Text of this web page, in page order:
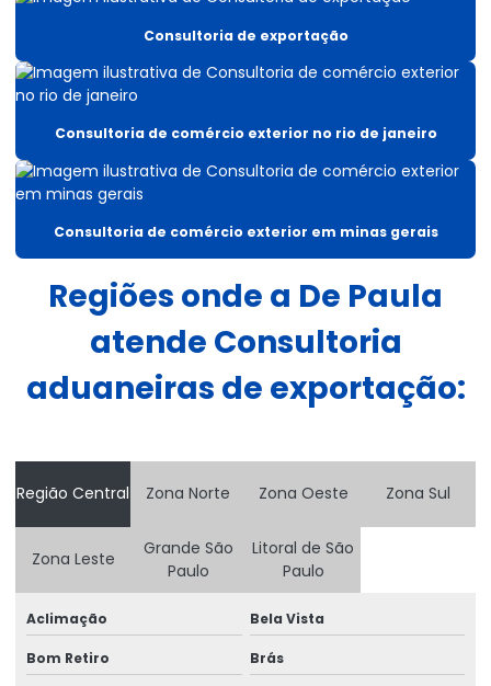
Cadastramento no radar siscomex
Comércio exterior e despacho aduaneiro
Consulta aduaneira
Consultor de benefícios fiscais icms
Consultoria aduaneira tributária
Consultoria aduaneiras de exportação
Consultoria de comércio exterior
Consultoria de comércio exterior no rio de janeiro
Consultoria entreposto aduaneiro
Consultoria de exportação
Consultoria de importação e exportação
Conta e ordem importação
Consultoria de exportação
Consultoria de comércio exterior no rio de janeiro
Consultoria de comércio exterior em minas gerais
Regiões onde a De Paula
atende Consultoria
aduaneiras de exportação:
Região Central Zona Norte Zona Oeste Zona Sul
Zona Leste
Grande São
Paulo
Litoral de São
Paulo
Aclimação Bela Vista
Bom Retiro Brás